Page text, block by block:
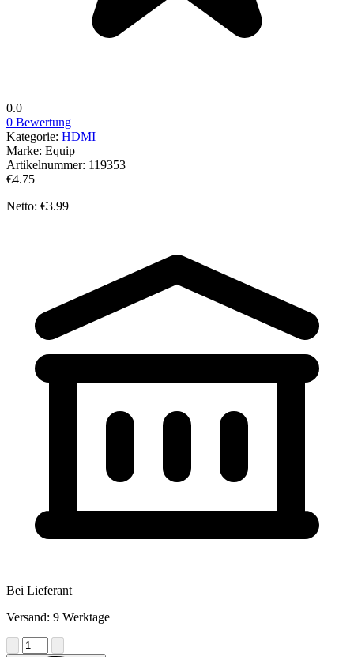
0.0
0 Bewertung
Kategorie: HDMI
Marke: Equip
Artikelnummer: 119353
€4.75
Netto: €3.99
Bei Lieferant
Versand: 9 Werktage